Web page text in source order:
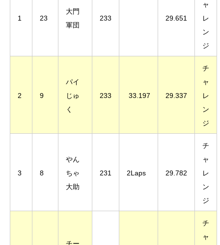
1 23
大門
軍団
233 29.651
ャ
レ
ン
ジ
2 9
パイ
じゅ
く
233 33.197 29.337
チ
ャ
レ
ン
ジ
3 8
やん
ちゃ
大助
231 2Laps 29.782
チ
ャ
レ
ン
ジ
チ
ャ